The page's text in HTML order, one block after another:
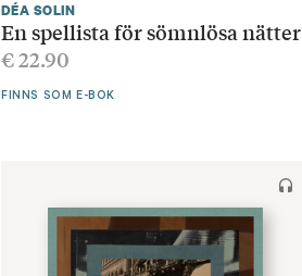
DÉA SOLIN
En spellista för sömnlösa nätter
€22.90
FINNS SOM E-BOK